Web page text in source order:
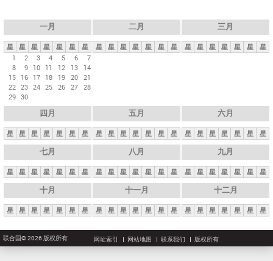
一月
星 星 星 星 星 星
星
1
2 3 4 5 6
7
8
9 10 11 12 13
14
15 16 17 18 19 20 21
22 23 24 25 26 27 28
29 30
二月
星 星 星 星 星 星 星
三月
星 星 星 星 星 星 星
四月
星 星 星 星 星 星 星
五月
星 星 星 星 星 星 星
六月
星 星 星 星 星 星 星
七月
星 星 星 星 星 星 星
八月
星 星 星 星 星 星 星
九月
星 星 星 星 星 星 星
十月
星 星 星 星 星 星 星
十一月
星 星 星 星 星 星 星
十二月
星 星 星 星 星 星 星
联合国© 2026 版权所有 网址索引 网站地图 联系我们 版权所有